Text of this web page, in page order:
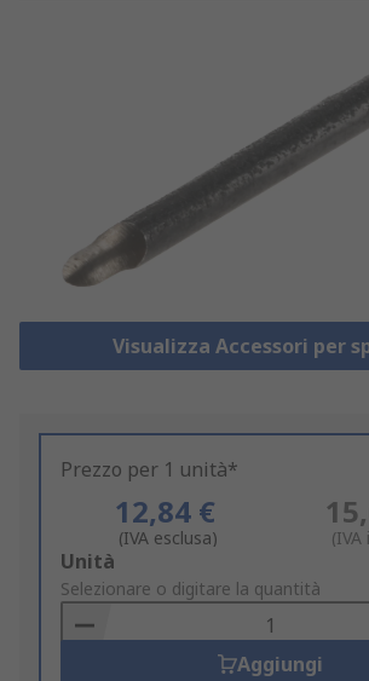
Visualizza Accessori per
Prezzo per 1 unità*
12,84 €
(IVA esclusa) (IVA
Add
to
Basket
Unità
Selezionare o digitare la quantità
Aggiungi